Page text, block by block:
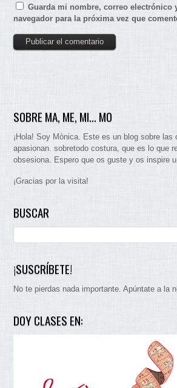
Guarda mi nombre, correo electrónico
navegador para la próxima vez que
SOBRE MA, ME, MI… MO
¡Hola! Soy Mònica. Este es un blog sobre las
apasionan. sobretodo costura, que es lo que
obsesiona. Espero que os guste y os inspire
¡Gracias por la visita!
BUSCAR
¡SUSCRÍBETE!
No te pierdas nada importante. Apúntate a la
DOY CLASES EN: